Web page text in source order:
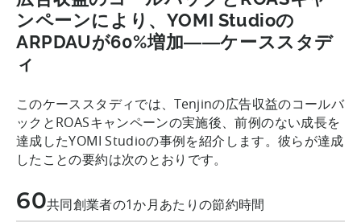
ンペーンにより、YOMI Studioの
ARPDAUが60%増加――ケーススタデ
ィ
このケーススタディでは、Tenjinの広告収益のコールバ
ックとROASキャンペーンの実施後、前例のない成長を
達成したYOMI Studioの事例を紹介します。彼らが達成
したことの要約は次のとおりです。
60共同創業者の1か月あたりの節約時間